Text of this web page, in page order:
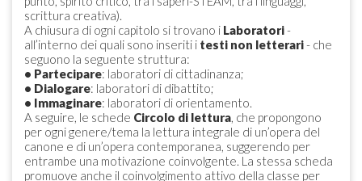
scrittura creativa).
A chiusura di ogni capitolo si trovano i Laboratori-
all’interno dei quali sono inseriti i testi non letterari- che
seguono la seguente struttura:
• Partecipare: laboratori di cittadinanza;
• Dialogare: laboratori di dibattito;
• Immaginare: laboratori di orientamento.
A seguire, le schede Circolo di lettura, che propongono
per ogni genere/tema la lettura integrale di un’opera del
canone e di un’opera contemporanea, suggerendo per
entrambe una motivazione coinvolgente. La stessa scheda
promuove anche il coinvolgimento attivo della classe per